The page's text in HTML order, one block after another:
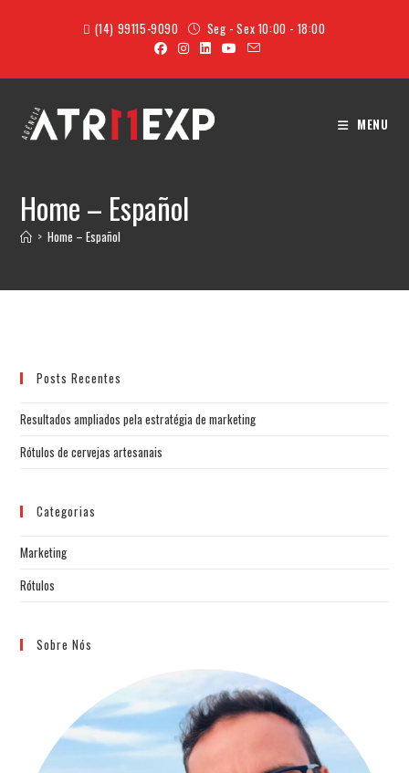
(14) 99115-9090 Seg - Sex 10:00 - 18:00
MENU
Home – Español
> Home – Español
Posts Recentes
Resultados ampliados pela estratégia de marketing
Rótulos de cervejas artesanais
Categorias
Marketing
Rótulos
Sobre Nós